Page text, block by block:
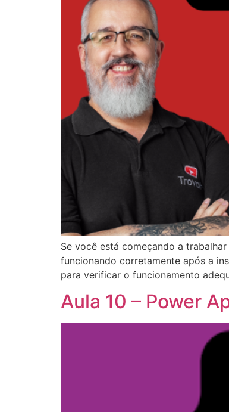
Se você está começando a
funcionando corretamente após a
para verificar o funcionamento
Aula 10 – Power